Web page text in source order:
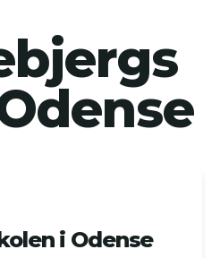
i Odense